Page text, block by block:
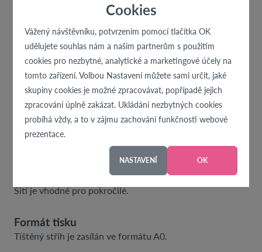
Cookies
Vážený návštěvníku, potvrzením pomocí tlačítka OK
udělujete souhlas nám a našim partnerům s použitím
cookies pro nezbytné, analytické a marketingové účely na
tomto zařízení. Volbou Nastavení můžete sami určit, jaké
skupiny cookies je možné zpracovávat, popřípadě jejich
zpracování úplně zakázat. Ukládání nezbytných cookies
probíhá vždy, a to v zájmu zachování funkčnosti webové
prezentace.
NASTAVENÍ OK
- zip, délka 20 cm (postavy s obvodem sedu oproti
obvodu pasu větším
než 25 cm - zip 25 cm)
- jednostranně nažehlovací vlizelín k vyztužení
podsádek a kraje pro všití zipu
Doporučený materiál
Střih na dámskou sukni je vhodný pro slabší tkaniny,
jako je např. bavlněný popelín, viskózová halenkovina
Šití je vhodné pro pokročilé.
Formát tisku
Tištěný střih je zasílán ve formátu A0.